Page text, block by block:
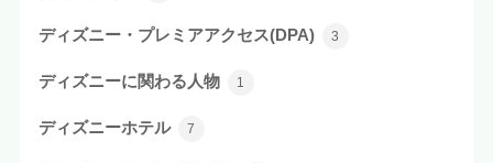
ディズニー・プレミアアクセス(DPA) 3
ディズニーに関わる人物 1
ディズニーホテル 7